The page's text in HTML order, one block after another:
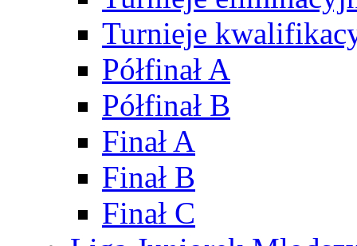
Turnieje
Półfinał A
Półfinał B
Finał A
Finał B
Finał C